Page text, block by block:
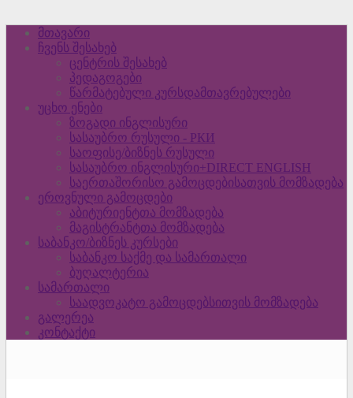
მთავარი
ჩვენს შესახებ
ცენტრის შესახებ
პედაგოგები
წარმატებული კურსდამთავრებულები
უცხო ენები
ზოგადი ინგლისური
სასაუბრო რუსული - РКИ
საოფისე/ბიზნეს რუსული
სასაუბრო ინგლისური+DIRECT ENGLISH
საერთაშორისო გამოცდებისათვის მომზადება
ეროვნული გამოცდები
აბიტურიენტთა მომზადება
მაგისტრანტთა მომზადება
საბანკო/ბიზნეს კურსები
საბანკო საქმე და სამართალი
ბუღალტერია
სამართალი
საადვოკატო გამოცდებსითვის მომზადება
გალერეა
კონტაქტი